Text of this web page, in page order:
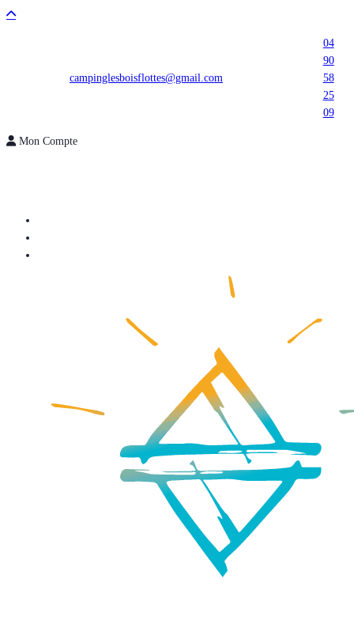
campinglesboisflottes@gmail.com
04
90
58
25
09
Mon Compte